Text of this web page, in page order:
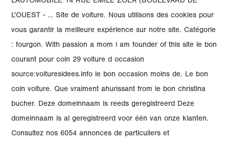
L'OUEST - … Site de voiture. Nous utilisons des cookies pour
vous garantir la meilleure expérience sur notre site. Catégorie
: fourgon. With passion a mom i am founder of this site le bon
courant pour coin 29 voiture d occasion
source:voituresidees.info le bon occasion moins de. Le bon
coin voiture. Que vraiment ahurissant from le bon christina
bucher. Deze domeinnaam is reeds geregistreerd Deze
domeinnaam is al geregistreerd voor één van onze klanten.
Consultez nos 6054 annonces de particuliers et